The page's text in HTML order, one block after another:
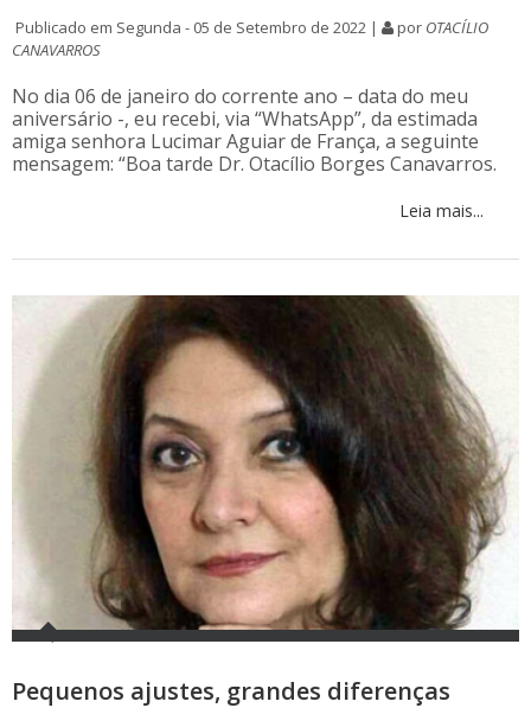
Publicado em Segunda - 05 de Setembro de 2022 | por OTACÍLIO
CANAVARROS
No dia 06 de janeiro do corrente ano – data do meu
aniversário -, eu recebi, via “WhatsApp”, da estimada
amiga senhora Lucimar Aguiar de França, a seguinte
mensagem: “Boa tarde Dr. Otacílio Borges Canavarros.
Leia mais...
Pequenos ajustes, grandes diferenças